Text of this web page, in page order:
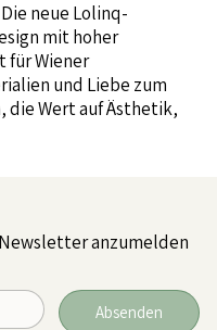
Die neue Lolinq-
mit hoher
für Wiener
und Liebe zum
die Wert auf Ästhetik,
anzumelden
Absenden